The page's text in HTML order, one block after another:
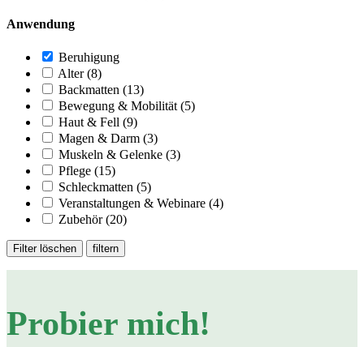
Anwendung
Beruhigung
Alter(8)
Backmatten (13)
Bewegung & Mobilität(5)
Haut & Fell (9)
Magen & Darm (3)
Muskeln & Gelenke (3)
Pflege (15)
Schleckmatten (5)
Veranstaltungen & Webinare (4)
Zubehör(20)
Filter löschen filtern
Probier mich!